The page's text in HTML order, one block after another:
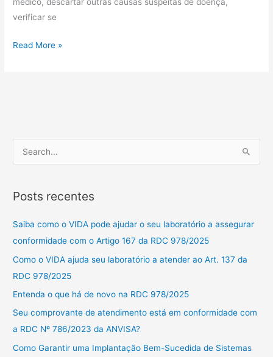
médico, descartar outras causas suspeitas de doença,
verificar se
Read More »
q
u
o
r
:
Posts recentes
Saiba como o VIDA pode ajudar o seu laboratório a assegurar
conformidade com o Artigo 167 da RDC 978/2025
Como o VIDA ajuda seu laboratório a atender ao Art. 137 da
RDC 978/2025
Entenda o que há de novo na RDC 978/2025
Seu comprovante de atendimento está em conformidade com
a RDC Nº 786/2023 da ANVISA?
Como Garantir uma Implantação Bem-Sucedida de Sistemas